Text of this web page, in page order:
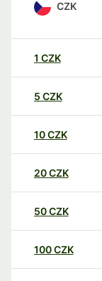
CZK
1 CZK
5 CZK
10CZK
20CZK
50CZK
100CZK